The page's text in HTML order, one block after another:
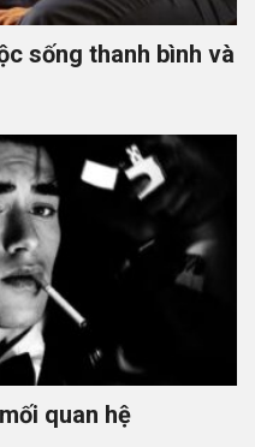
sống thanh bình và
quan hệ